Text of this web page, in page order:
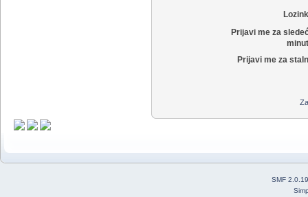
Prijavi me za
Prijavi me za
SMF 2.0.19